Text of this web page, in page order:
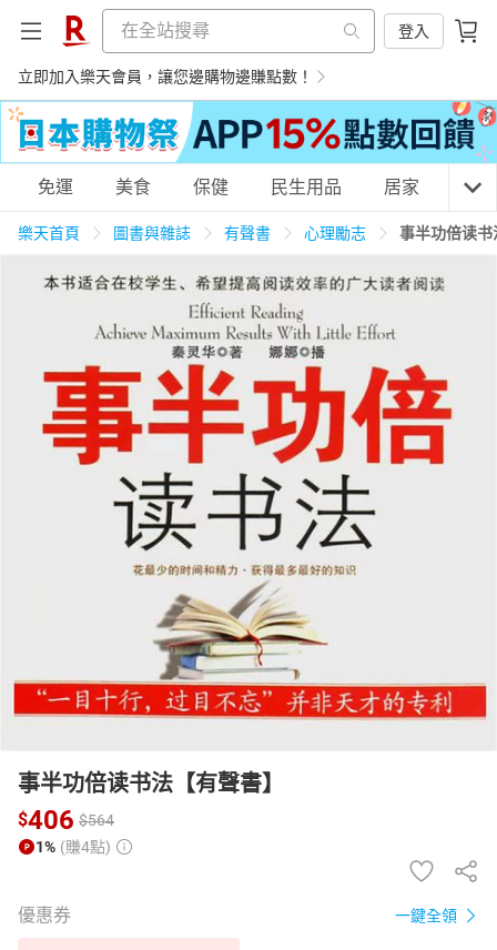
登入
立即加入樂天會員，讓您邊購物邊賺點數！
購物網分類
養生保健 民生用品
居家生活 3C家電 運動休閒 親子玩具
男裝 化妝保養
電子/紙本書
HOT
免運 美食 保健 民生用品 居家 3C
樂天首頁 圖書與雜誌 有聲書 心理勵志 事半功倍读
事半功倍读书法【有聲書】
$406 $564
1% (賺4點)
優惠券 一鍵全領